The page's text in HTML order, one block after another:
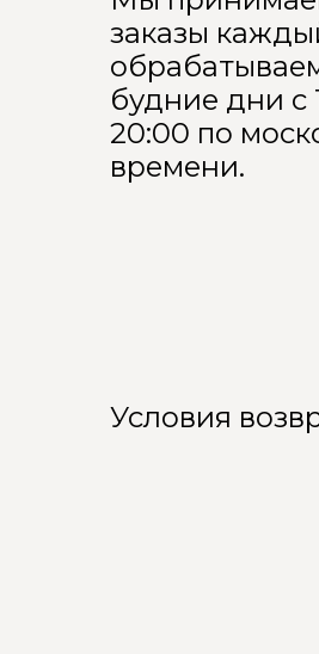
заказы
будние дни с
20:00 по
времени.
Условия